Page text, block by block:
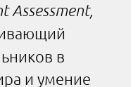
Assessment,
в
и умение